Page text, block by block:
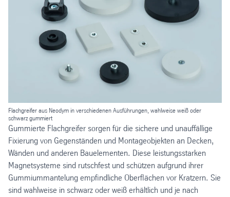
Flachgreifer aus Neodym in verschiedenen Ausführungen, wahlweise weiß oder
schwarz gummiert
Gummierte Flachgreifer sorgen für die sichere und unauffällige
Fixierung von Gegenständen und Montageobjekten an Decken,
Wänden und anderen Bauelementen. Diese leistungsstarken
Magnetsysteme sind rutschfest und schützen aufgrund ihrer
Gummiummantelung empfindliche Oberflächen vor Kratzern. Sie
sind wahlweise in schwarz oder weiß erhältlich und je nach